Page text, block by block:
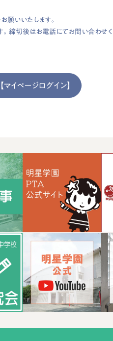
願いいたします。
。締切後はお電話にてお問い合わせ
イページログイン】